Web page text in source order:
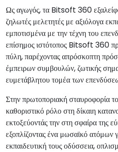
Ως αγωγός, τα Bitsoft 360
ζηλωτές μελετητές με αξιόλογα
εμποτισμένα με την τέχνη του
επίσημος ιστότοπος Bitsoft 360
πύλη, παρέχοντας απρόσκοπτη
έμπειρων συμβουλών, ζωτικής
ευμετάβλητου τομέα των
Στην πρωτοποριακή σταυροφορία
καθοριστικό ρόλο στη δίκαιη
εκτοξεύοντάς την στη σφαίρα της
εξοπλίζοντας ένα μωσαϊκό ατόμων
εκπαιδευτική τους οδύσσεια,